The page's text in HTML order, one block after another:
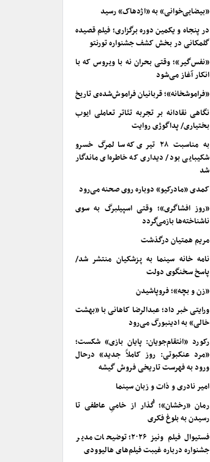
«بیضایی‌خوانی» به «اژدهاک» رسید
در پنجاه و یکمین دوره برگزاری؛ فیلم قصیده
گلمکانی در بخش کشف جشنواره تورنتو
«نفس‌گیر»؛ وقتی بحران نه با ویروس که با
انکار آغاز می‌شود
«فراموشخانه»؛ قربانیان فراموش‌شده‌ی تاریخ
نگاهی نقادانه بر تجربه تئاتر تعاملی ایوب
بختیاری/ پداگوژی روایت
به مناسبت ۲۸ تیری که سالمرگ خسرو
شکیبایی بود/ دیداری که خاطره‌ای ماندگار
شد
کمدی «مادرکیو» دوباره روی صحنه می‌رود
«روز افشاگری»؛ وقتی اسپیلبرگ به سوی
ناشناخته‌ها بازمی‌گردد
مریم همتیان درگذشت
نامه خانه سینما به پزشکیان منتشر شد/
پاسخ سخنگوی دولت
«زن و بچه»؛ فروپاشیدن
ورایتی خبر داد؛ عبدالرضا کاهانی با «بهشت
خالی» به ادینبورگ می‌رود
رکورد «انتقام‌جویان: پایان بازی» شکست؛
«مرد عنکبوتی: روز کاملاً جدید» درحال
ورود به فهرست تاریخی فروش گیشه
امیر نادری و ذات و زبان سینما
رمان «رخشان»؛ گُذار از خامیِ عاطفی تا
رسیدن به بلوغ فکری
فستیوال فیلم ونیز ۲۰۲۶؛ توضیحات مدیر
جشنواره درباره غیبت فیلم‌های هالیوودی